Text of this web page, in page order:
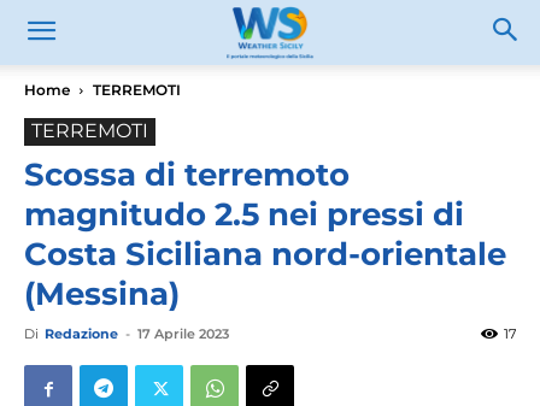
Home TERREMOTI
TERREMOTI
Scossa di terremoto
magnitudo 2.5 nei pressi di
Costa Siciliana nord-orientale
(Messina)
Di Redazione - 17 Aprile 2023 17